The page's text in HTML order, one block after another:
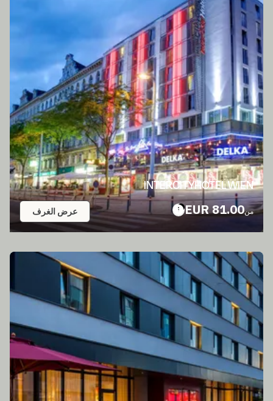
INTERCITYHOTEL WIEN
من81.00 EUR عرض الغرف